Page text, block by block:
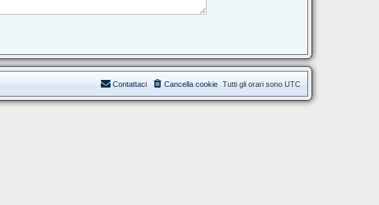
Tutti gli orari sono UTC
Cancella cookie
Contattaci